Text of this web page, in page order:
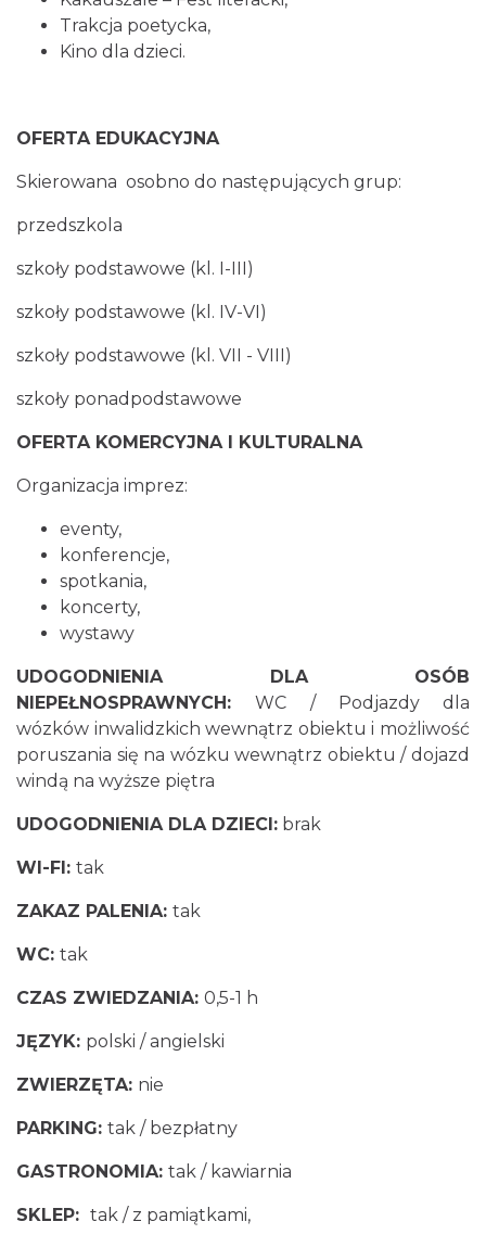
Trakcja poetycka,
Kino dla dzieci.
OFERTA EDUKACYJNA
Skierowana osobno do następujących grup:
przedszkola
szkoły podstawowe (kl. I-III)
szkoły podstawowe (kl. IV-VI)
szkoły podstawowe (kl. VII - VIII)
szkoły ponadpodstawowe
OFERTA KOMERCYJNA I KULTURALNA
Organizacja imprez:
eventy,
konferencje,
spotkania,
koncerty,
wystawy
UDOGODNIENIA DLA OSÓB
NIEPEŁNOSPRAWNYCH :WC / Podjazdy dla
wózków inwalidzkich wewnątrz obiektu i możliwość
poruszania się na wózku wewnątrz obiektu / dojazd
windą na wyższe piętra
UDOGODNIENIA DLA DZIECI: brak
WI-FI: tak
ZAKAZ PALENIA: tak
WC: tak
CZAS ZWIEDZANIA: 0,5-1 h
JĘZYK: polski / angielski
ZWIERZĘTA: nie
PARKING: tak / bezpłatny
GASTRONOMIA: tak / kawiarnia
SKLEP: tak / z pamiątkami,